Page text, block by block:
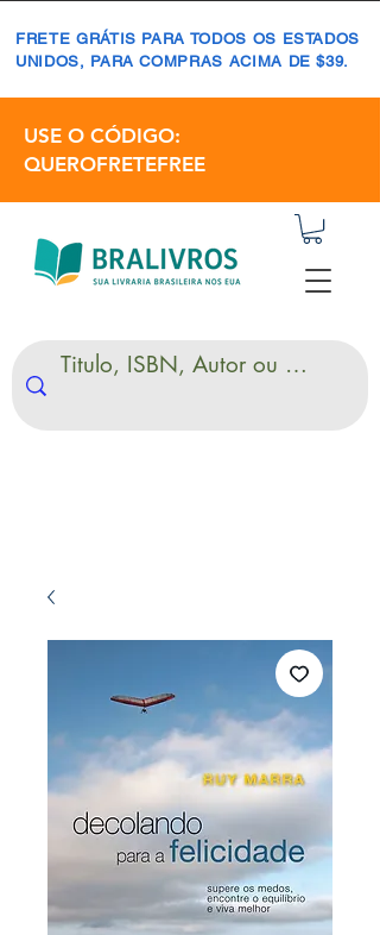
FRETE GRÁTIS PARA TODOS OS ESTADOS
UNIDOS, PARA COMPRAS ACIMA DE $39.
USE O CÓDIGO:
QUEROFRETEFREE